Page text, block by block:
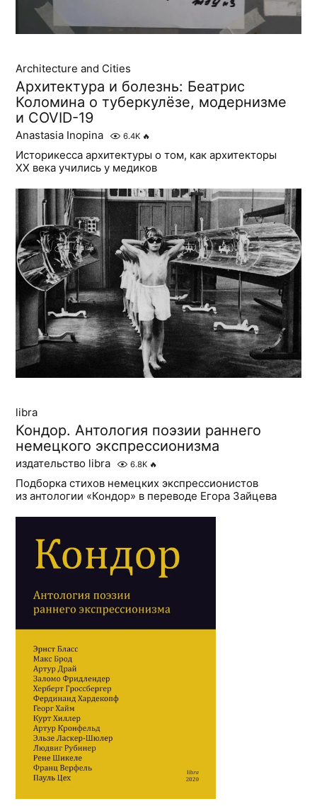
Architecture and Cities
Архитектура и болезнь: Беатрис
Коломина о туберкулёзе, модернизме
и COVID-19
Anastasia Inopina 6.4K 🔥
Историкесса архитектуры о том, как архитекторы
XX века учились у медиков
libra
Кондор. Антология поэзии раннего
немецкого экспрессионизма
издательство libra 6.8K 🔥
Подборка стихов немецких экспрессионистов
из антологии «Кондор» в переводе Егора Зайцева